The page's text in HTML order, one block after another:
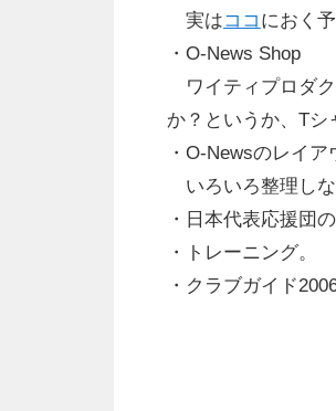
実はココ におく
・O-News Shop
ワイティプロダ
か？というか、Tシ
・O-Newsのレイ
いろいろ整理し
・日本代表応援団
・トレーニング。
・クラブガイド